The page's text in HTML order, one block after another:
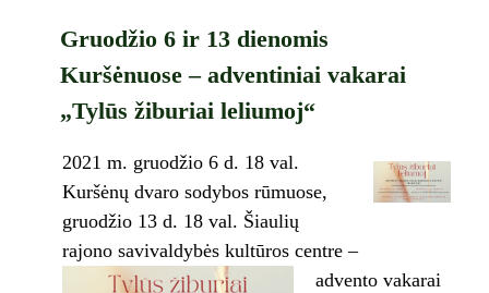
Gruodžio 6 ir 13 dienomis
Kuršėnuose – adventiniai vakarai
„Tylūs žiburiai leliumoj“
2021 m. gruodžio 6 d. 18 val.
Kuršėnų dvaro sodybos rūmuose,
gruodžio 13 d. 18 val. Šiaulių
rajono savivaldybės kultūros centre –
advento vakarai